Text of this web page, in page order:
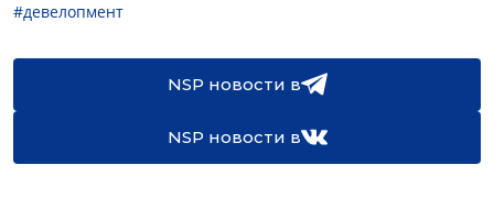
#девелопмент
NSP новости в
NSP новости в